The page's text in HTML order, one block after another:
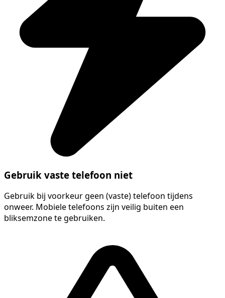
Gebruik vaste telefoon niet
Gebruik bij voorkeur geen (vaste) telefoon tijdens
onweer. Mobiele telefoons zijn veilig buiten een
bliksemzone te gebruiken.